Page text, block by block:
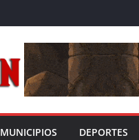
MUNICIPIOS DEPORTES